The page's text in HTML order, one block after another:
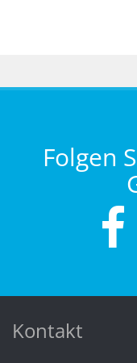
Folgen
Kontakt